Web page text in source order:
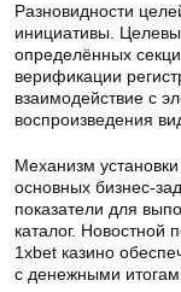
Разновидности
инициативы.
определённых
верификации
взаимодействие с
воспроизведения
Механизм
основных бизнес-
показатели для
каталог. Новостной
1xbet казино
с денежными